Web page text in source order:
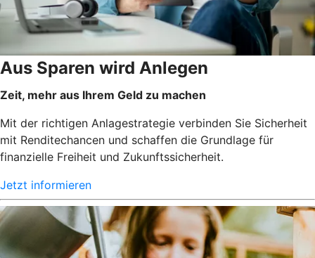
Aus Sparen wird Anlegen
Zeit, mehr aus Ihrem Geld zu machen
Mit der richtigen Anlagestrategie verbinden Sie Sicherheit
mit Renditechancen und schaffen die Grundlage für
finanzielle Freiheit und Zukunftssicherheit.
Jetzt informieren